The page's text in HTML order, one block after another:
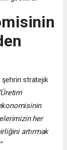
şehrin stratejik
her
artırmak